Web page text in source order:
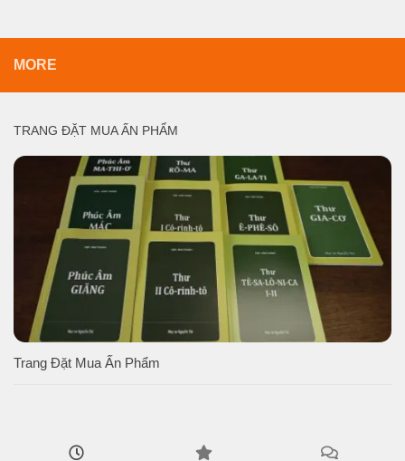
MORE
TRANG ĐẶT MUA ẤN PHẨM
Trang Đặt Mua Ấn Phẩm